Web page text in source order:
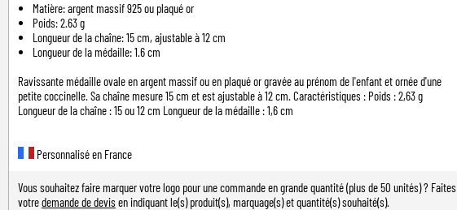
Matière: argent massif 925 ou plaqué or
Poids: 2.63 g
Longueur de la chaîne: 15 cm, ajustable à 12 cm
Longueur de la médaille: 1.6 cm
Ravissante médaille ovale en argent massif ou en plaqué or gravée au prénom de l'enfant et ornée d'une
petite coccinelle. Sa chaîne mesure 15 cm et est ajustable à 12 cm. Caractéristiques : Poids : 2,63 g
Longueur de la chaîne : 15 ou 12 cm Longueur de la médaille : 1,6 cm
Personnalisé en France
Vous souhaitez faire marquer votre logo pour une commande en grande quantité (plus de 50 unités) ? Faites
votredemande de devisen indiquant le(s) produit(s), marquage(s) et quantité(s) souhaité(s).